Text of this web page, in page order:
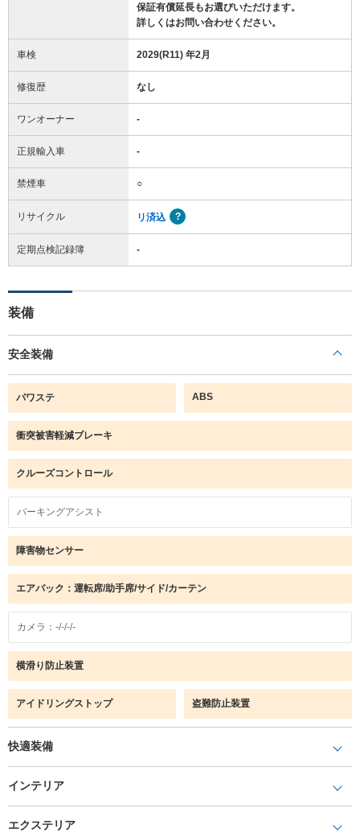
保証有償延長もお選びいただけます。
詳しくはお問い合わせください。
車検 2029(R11) 年2月
修復歴 なし
ワンオーナー -
正規輸入車 -
禁煙車 ○
リサイクル リ済込
定期点検記録簿 -
装備
安全装備
パワステ ABS
衝突被害軽減ブレーキ
クルーズコントロール
パーキングアシスト
障害物センサー
エアバック：運転席/助手席/サイド/カーテン
カメラ：-/-/-/-
横滑り防止装置
アイドリングストップ 盗難防止装置
快適装備
インテリア
エクステリア